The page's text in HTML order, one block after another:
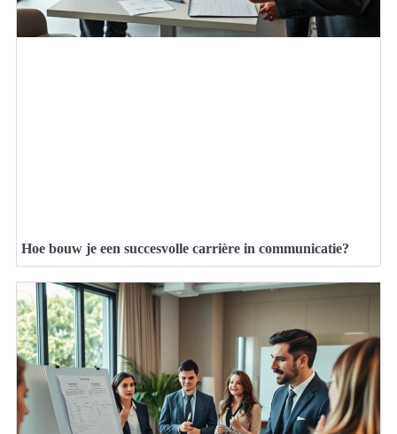
Hoe bouw je een succesvolle carrière in communicatie?